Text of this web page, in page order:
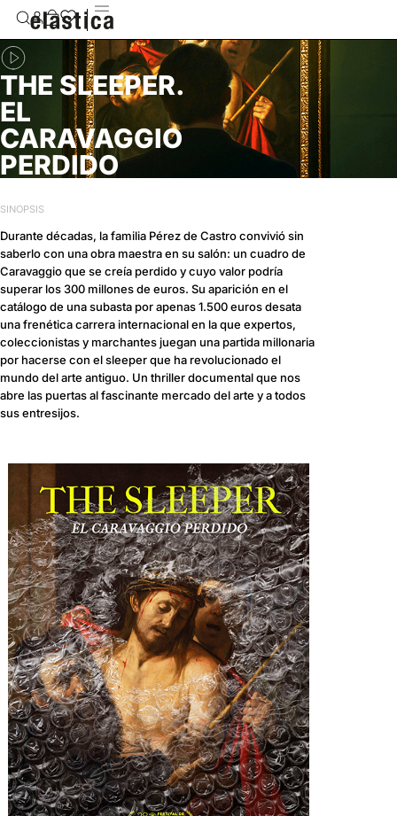
THE SLEEPER.
EL
CARAVAGGIO
PERDIDO
SINOPSIS
Durante décadas, la familia Pérez de Castro convivió sin
saberlo con una obra maestra en su salón: un cuadro de
Caravaggio que se creía perdido y cuyo valor podría
superar los 300 millones de euros. Su aparición en el
catálogo de una subasta por apenas 1.500 euros desata
una frenética carrera internacional en la que expertos,
coleccionistas y marchantes juegan una partida millonaria
por hacerse con el sleeper que ha revolucionado el
mundo del arte antiguo. Un thriller documental que nos
abre las puertas al fascinante mercado del arte y a todos
sus entresijos.